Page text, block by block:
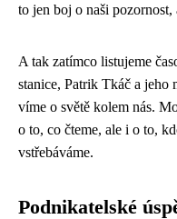
to jen boj o naši pozornost,
A tak zatímco listujeme
stanice, Patrik Tkáč a jeho
víme o světě kolem nás.
o to, co čteme, ale i o to,
vstřebáváme.
Podnikatelské